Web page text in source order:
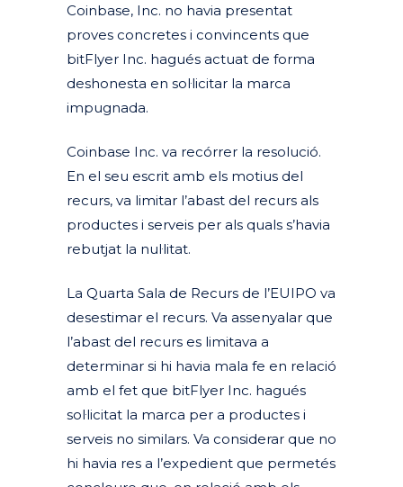
Coinbase, Inc. no havia presentat
proves concretes i convincents que
bitFlyer Inc. hagués actuat de forma
deshonesta en sol·licitar la marca
impugnada.
Coinbase Inc. va recórrer la resolució.
En el seu escrit amb els motius del
recurs, va limitar l’abast del recurs als
productes i serveis per als quals s’havia
rebutjat la nul·litat.
La Quarta Sala de Recurs de l’EUIPO va
desestimar el recurs. Va assenyalar que
l’abast del recurs es limitava a
determinar si hi havia mala fe en relació
amb el fet que bitFlyer Inc. hagués
sol·licitat la marca per a productes i
serveis no similars. Va considerar que no
hi havia res a l’expedient que permetés